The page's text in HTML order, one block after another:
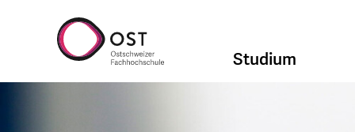
Studium